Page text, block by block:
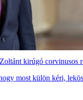
kirúgó corvinusos
most külön kéri,